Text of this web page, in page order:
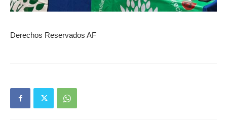
Derechos Reservados AF